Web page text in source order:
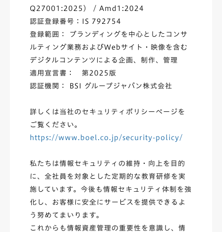
Q27001:2025） / Amd1:2024
認証登録番号：IS 792754
登録範囲： ブランディングを中心としたコンサ
ルティング業務およびWebサイト・映像を含む
デジタルコンテンツによる企画、制作、管理
適用宣言書： 第2025版
認証機関： BSI グループジャパン株式会社
詳しくは当社のセキュリティポリシーページを
ご覧ください。
https://www.boel.co.jp/security-policy/
私たちは情報セキュリティの維持・向上を目的
に、全社員を対象とした定期的な教育研修を実
施しています。今後も情報セキュリティ体制を強
化し、お客様に安全にサービスを提供できるよ
う努めてまいります。
これからも情報資産管理の重要性を意識し、情